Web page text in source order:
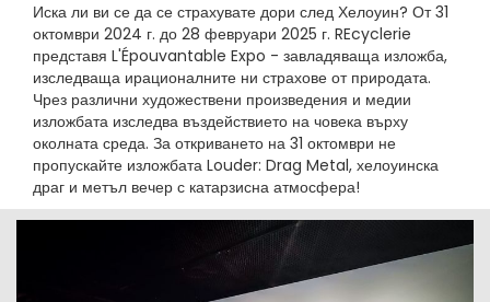
Иска ли ви се да се страхувате дори след Хелоуин? От 31
октомври 2024 г. до 28 февруари 2025 г. REcyclerie
представя L'Épouvantable Expo - завладяваща изложба,
изследваща ирационалните ни страхове от природата.
Чрез различни художествени произведения и медии
изложбата изследва въздействието на човека върху
околната среда. За откриването на 31 октомври не
пропускайте изложбата Louder: Drag Metal, хелоуинска
драг и метъл вечер с катарзисна атмосфера!